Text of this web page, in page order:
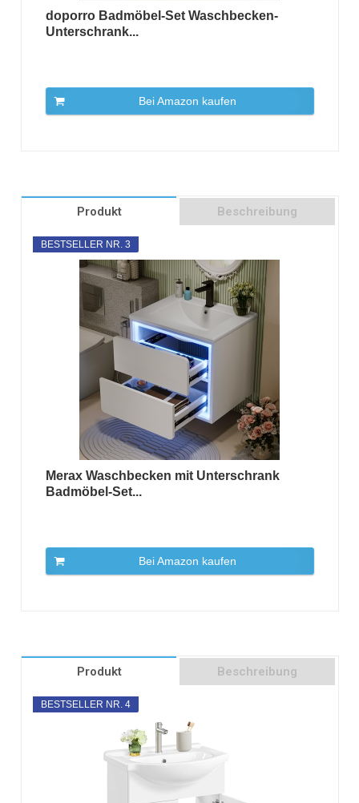
doporro Badmöbel-Set Waschbecken-
Unterschrank...
Bei Amazon kaufen
Produkt Beschreibung
BESTSELLER NR. 3
Merax Waschbecken mit Unterschrank
Badmöbel-Set...
Bei Amazon kaufen
Produkt Beschreibung
BESTSELLER NR. 4